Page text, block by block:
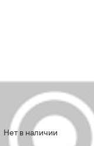
Нет в наличии